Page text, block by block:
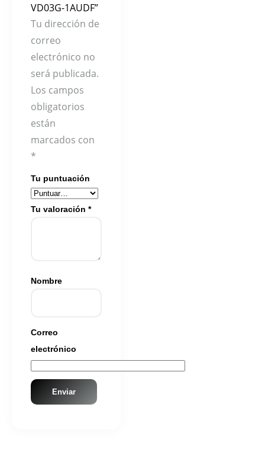
VD03G-1AUDF”
Tu dirección de
correo
electrónico no
será publicada.
Los campos
obligatorios
están
marcados con
*
Tu puntuación
Tu valoración *
Nombre
Correo
electrónico